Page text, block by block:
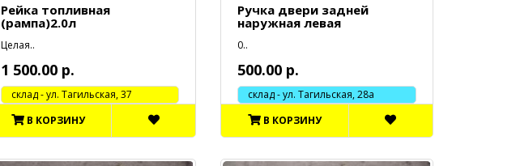
Рейка топливная
(рампа)2.0л
Целая..
1 500.00 р.
cклад - ул. Тагильская, 37
В КОРЗИНУ
Ручка двери задней
наружная левая
0..
500.00 р.
склад - ул. Тагильская, 28а
В КОРЗИНУ